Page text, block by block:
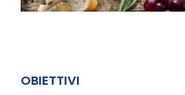
OBIETTIVI